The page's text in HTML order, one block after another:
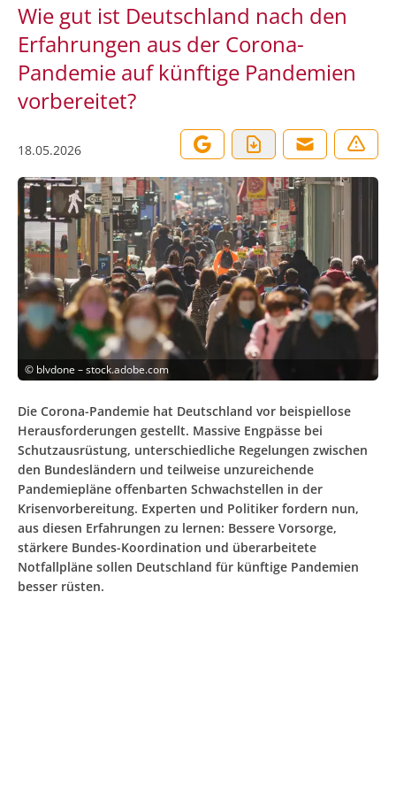
Wie gut ist Deutschland nach den
Erfahrungen aus der Corona-
Pandemie auf künftige Pandemien
vorbereitet?
18.05.2026
© blvdone – stock.adobe.com
Die Corona-Pandemie hat Deutschland vor beispiellose
Herausforderungen gestellt. Massive Engpässe bei
Schutzausrüstung, unterschiedliche Regelungen zwischen
den Bundesländern und teilweise unzureichende
Pandemiepläne offenbarten Schwachstellen in der
Krisenvorbereitung. Experten und Politiker fordern nun,
aus diesen Erfahrungen zu lernen: Bessere Vorsorge,
stärkere Bundes-Koordination und überarbeitete
Notfallpläne sollen Deutschland für künftige Pandemien
besser rüsten.